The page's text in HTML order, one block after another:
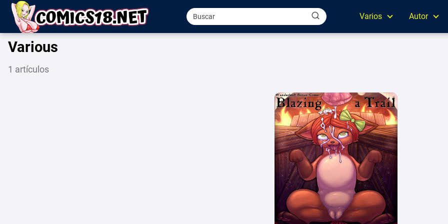
Varios Autor
Various
1 artículos